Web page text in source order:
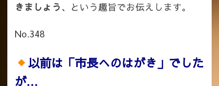
きましょう、という趣旨でお伝えします。
No.348
以前は「市長へのはがき」でした
が…